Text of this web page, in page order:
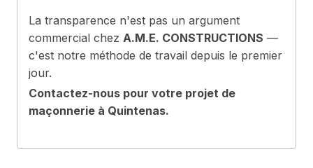
La transparence n'est pas un argument
commercial chez A.M.E. CONSTRUCTIONS —
c'est notre méthode de travail depuis le premier
jour.
Contactez-nous pour votre projet de
maçonnerie à Quintenas.